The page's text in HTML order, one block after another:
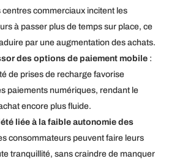
centres commerciaux incitent les
à passer plus de temps sur place, ce
par une augmentation des achats.
des options de paiement mobile :
de prises de recharge favorise
paiements numériques, rendant le
encore plus fluide.
liée à la faible autonomie des
consommateurs peuvent faire leurs
tranquillité, sans craindre de manquer